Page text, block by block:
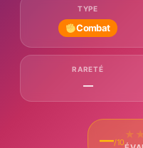
TYPE
Combat
RARETÉ
—
—/10
★ ★